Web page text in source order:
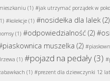
(1) #jak utrzymać porządek w
#kolekcje (1) #nosidełka dla lalek (2)
(1) #odpowiedzialność (2)
muszelka (2)
(1) #pojazd na pedały (3)
(1) #prezent dla dziewczynki 12 lat